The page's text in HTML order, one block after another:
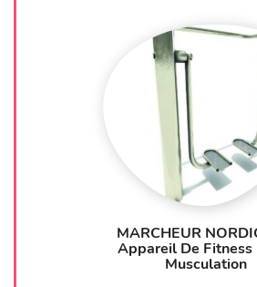
MARCHEUR
Appareil De Fitness
Musculation